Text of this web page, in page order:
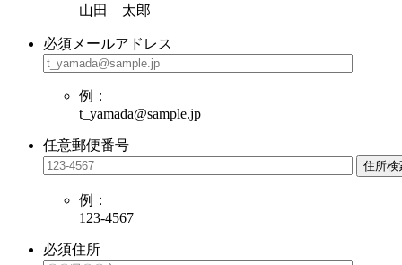
山田 太郎
必須 メールアドレス
例：
t_yamada@sample.jp
任意郵便番号
住所検
例：
123-4567
必須住所